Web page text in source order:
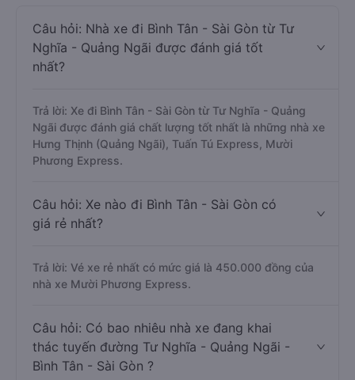
Câu hỏi: Nhà xe đi Bình Tân - Sài Gòn từ Tư
Nghĩa - Quảng Ngãi được đánh giá tốt
nhất?
Trả lời: Xe đi Bình Tân - Sài Gòn từ Tư Nghĩa - Quảng
Ngãi được đánh giá chất lượng tốt nhất là những nhà xe
Hưng Thịnh (Quảng Ngãi), Tuấn Tú Express, Mười
Phương Express.
Câu hỏi: Xe nào đi Bình Tân - Sài Gòn có
giá rẻ nhất?
Trả lời: Vé xe rẻ nhất có mức giá là 450.000 đồng của
nhà xe Mười Phương Express.
Câu hỏi: Có bao nhiêu nhà xe đang khai
thác tuyến đường Tư Nghĩa - Quảng Ngãi -
Bình Tân - Sài Gòn ?